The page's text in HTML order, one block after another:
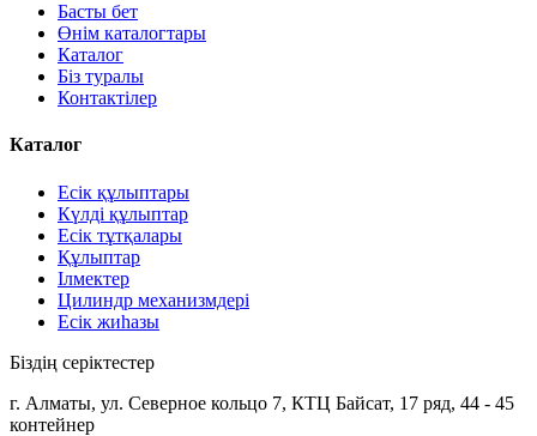
Басты бет
Өнім каталогтары
Каталог
Біз туралы
Контактілер
Каталог
Есік құлыптары
Күлді құлыптар
Есік тұтқалары
Құлыптар
Ілмектер
Цилиндр механизмдері
Есік жиһазы
Біздің серіктестер
г. Алматы, ул. Северное кольцо 7, КТЦ Байсат, 17 ряд, 44 - 45
контейнер